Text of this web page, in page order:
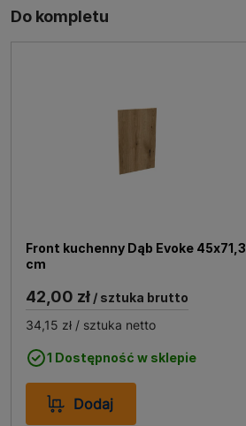
Do kompletu
Front kuchenny Dąb Evoke 45x71,3
cm
42,00 zł / sztuka brutto
34,15 zł / sztuka netto
1 Dostępność w sklepie
Dodaj